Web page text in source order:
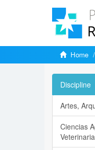
Home
Discipline
Artes,
Ciencias